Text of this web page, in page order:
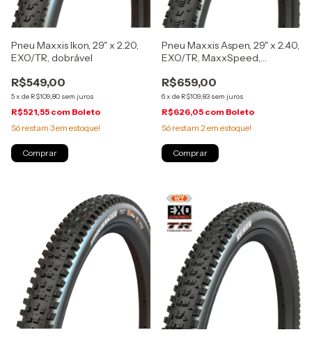
Pneu Maxxis Ikon, 29" x 2.20,
EXO/TR, dobrável
R$549,00
5x de R$109,80 sem juros
R$521,55 com Boleto
Só restam 3em estoque!
Pneu Maxxis Aspen, 29" x 2.40,
EXO/TR, MaxxSpeed,
R$659,00
6x de R$109,83 sem juros
R$626,05 com Boleto
Só restam 2 em estoque!